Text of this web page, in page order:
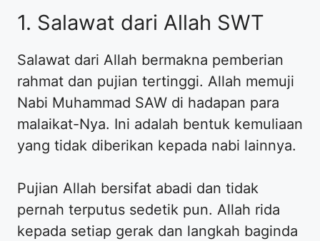
1. Salawat dari Allah SWT
Salawat dari Allah bermakna pemberian
rahmat dan pujian tertinggi. Allah memuji
Nabi Muhammad SAW di hadapan para
malaikat-Nya. Ini adalah bentuk kemuliaan
yang tidak diberikan kepada nabi lainnya.
Pujian Allah bersifat abadi dan tidak
pernah terputus sedetik pun. Allah rida
kepada setiap gerak dan langkah baginda